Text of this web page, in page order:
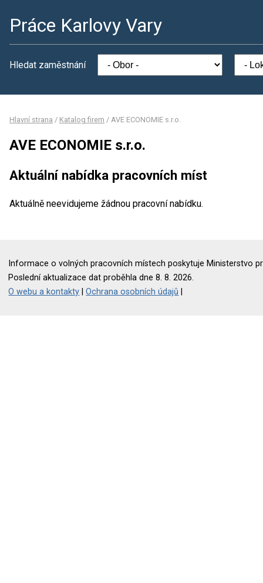
Práce Karlovy Vary
Hledat zaměstnání
Hlavní strana / Katalog firem / AVE ECONOMIE s.r.o.
AVE ECONOMIE s.r.o.
Aktuální nabídka pracovních míst
Aktuálně neevidujeme žádnou pracovní nabídku.
Informace o volných pracovních místech poskytuje Ministerstvo
Poslední aktualizace dat proběhla dne 8. 8. 2026.
O webu a kontakty |Ochrana osobních údajů